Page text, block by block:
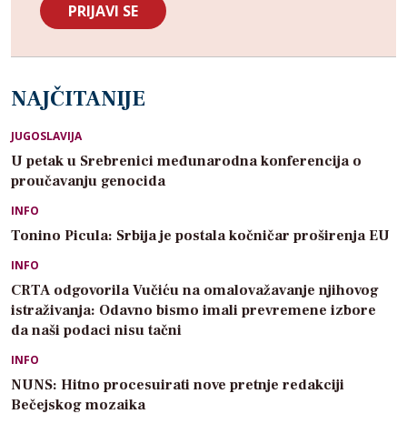
NAJČITANIJE
JUGOSLAVIJA
U petak u Srebrenici međunarodna konferencija o
proučavanju genocida
INFO
Tonino Picula: Srbija je postala kočničar proširenja EU
INFO
CRTA odgovorila Vučiću na omalovažavanje njihovog
istraživanja: Odavno bismo imali prevremene izbore
da naši podaci nisu tačni
INFO
NUNS: Hitno procesuirati nove pretnje redakciji
Bečejskog mozaika